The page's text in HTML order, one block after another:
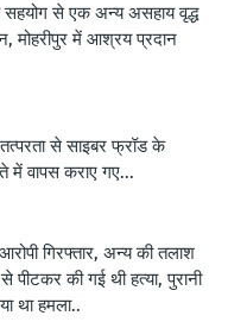
से एक अन्य असहाय वृद्ध
मोहरीपुर में आश्रय प्रदान
से साइबर फ्रॉड के
में वापस कराए गए...
गिरफ्तार, अन्य की तलाश
पीटकर की गई थी हत्या, पुरानी
था हमला..